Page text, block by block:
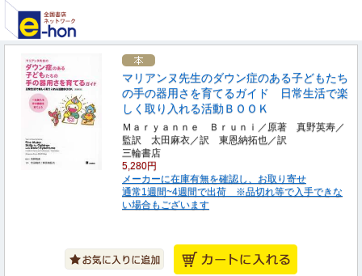
マリアンヌ先生のダウン症のある子どもたち
の手の器用さを育てるガイド 日常生活で楽
しく取り入れる活動ＢＯＯＫ
Ｍａｒｙａｎｎｅ Ｂｒｕｎｉ／原著 真野英寿／
監訳 太田麻衣／訳 東恩納拓也／訳
三輪書店
5,280円
メーカーに在庫有無を確認し、お取り寄せ
通常1週間~4週間で出荷 ※品切れ等で入手できな
い場合もございます